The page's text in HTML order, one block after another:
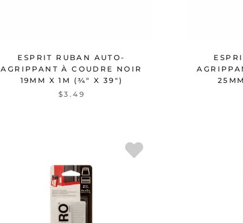
ESPRIT RUBAN AUTO-
AGRIPPANT À COUDRE NOIR
19MM X 1M (¾" X 39")
$3.49